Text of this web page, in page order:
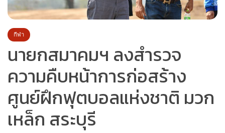
กีฬา
นายกสมาคมฯ ลงสำรวจ
ความคืบหน้าการก่อสร้าง
ศูนย์ฝึกฟุตบอลแห่งชาติ มวก
เหล็ก สระบุรี